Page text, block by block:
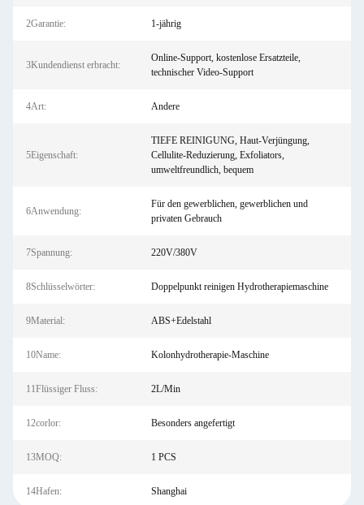
2Garantie: 1-jährig
3Kundendienst erbracht:
Online-Support, kostenlose Ersatzteile,
technischer Video-Support
4Art: Andere
5Eigenschaft:
TIEFE REINIGUNG, Haut-Verjüngung,
Cellulite-Reduzierung, Exfoliators,
umweltfreundlich, bequem
6Anwendung:
Für den gewerblichen, gewerblichen und
privaten Gebrauch
7Spannung: 220V/380V
8Schlüsselwörter: Doppelpunkt reinigen Hydrotherapiemaschine
9Material: ABS+Edelstahl
10Name: Kolonhydrotherapie-Maschine
11Flüssiger Fluss: 2L/Min
12corlor: Besonders angefertigt
13MOQ: 1 PCS
14Hafen: Shanghai